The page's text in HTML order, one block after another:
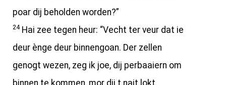
poar dij beholden worden?”
24Hai zee tegen heur: “Vecht ter veur dat ie
deur ènge deur binnengoan. Der zellen
genogt wezen, zeg ik joe, dij perbaaiern om
binnen te kommen, mor dij t nait lokt.